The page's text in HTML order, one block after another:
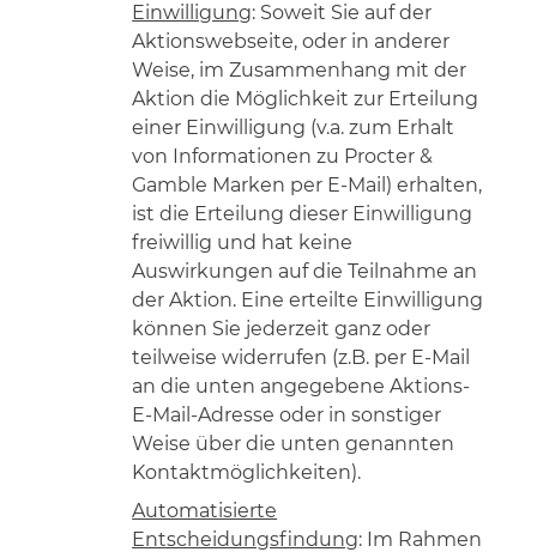
Einwilligung: Soweit Sie auf der
Aktionswebseite, oder in anderer
Weise, im Zusammenhang mit der
Aktion die Möglichkeit zur Erteilung
einer Einwilligung (v.a. zum Erhalt
von Informationen zu Procter &
Gamble Marken per E-Mail) erhalten,
ist die Erteilung dieser Einwilligung
freiwillig und hat keine
Auswirkungen auf die Teilnahme an
der Aktion. Eine erteilte Einwilligung
können Sie jederzeit ganz oder
teilweise widerrufen (z.B. per E-Mail
an die unten angegebene Aktions-
E-Mail-Adresse oder in sonstiger
Weise über die unten genannten
Kontaktmöglichkeiten).
Automatisierte
Entscheidungsfindung: Im Rahmen